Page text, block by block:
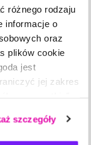
różnego rodzaju
informacje o
oraz
plików cookie
jest
jej zakres
osobowych.
szczegóły
w
z pracy w
kulturę
przejść
takie jak